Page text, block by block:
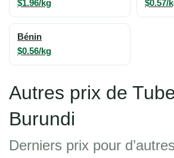
$1.96/kg $0.57/
Bénin
$0.56/kg
Autres prix de
Burundi
Derniers prix pour